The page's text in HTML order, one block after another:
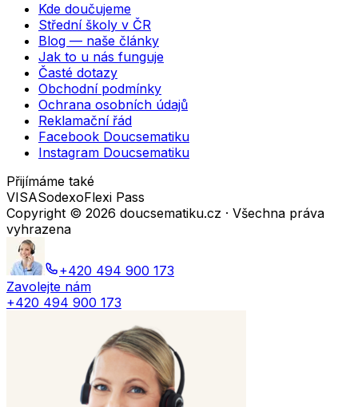
Kde doučujeme
Střední školy v ČR
Blog — naše články
Jak to u nás funguje
Časté dotazy
Obchodní podmínky
Ochrana osobních údajů
Reklamační řád
Facebook Doucsematiku
Instagram Doucsematiku
Přijímáme také
VISASodexoFlexi Pass
Copyright © 2026 doucsematiku.cz · Všechna práva
vyhrazena
+420 494 900 173
Zavolejte nám
+420 494 900 173